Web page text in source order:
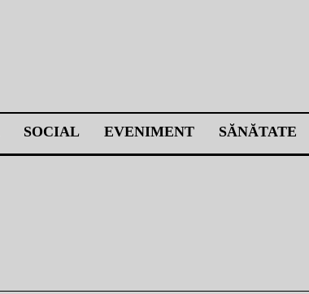
SOCIAL EVENIMENT SĂNĂTATE